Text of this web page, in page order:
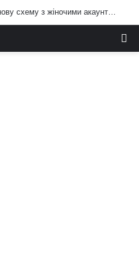
Спецслужби РФ вигадали нову схему з жіночими акаунтами в Україні: як виманюють військових